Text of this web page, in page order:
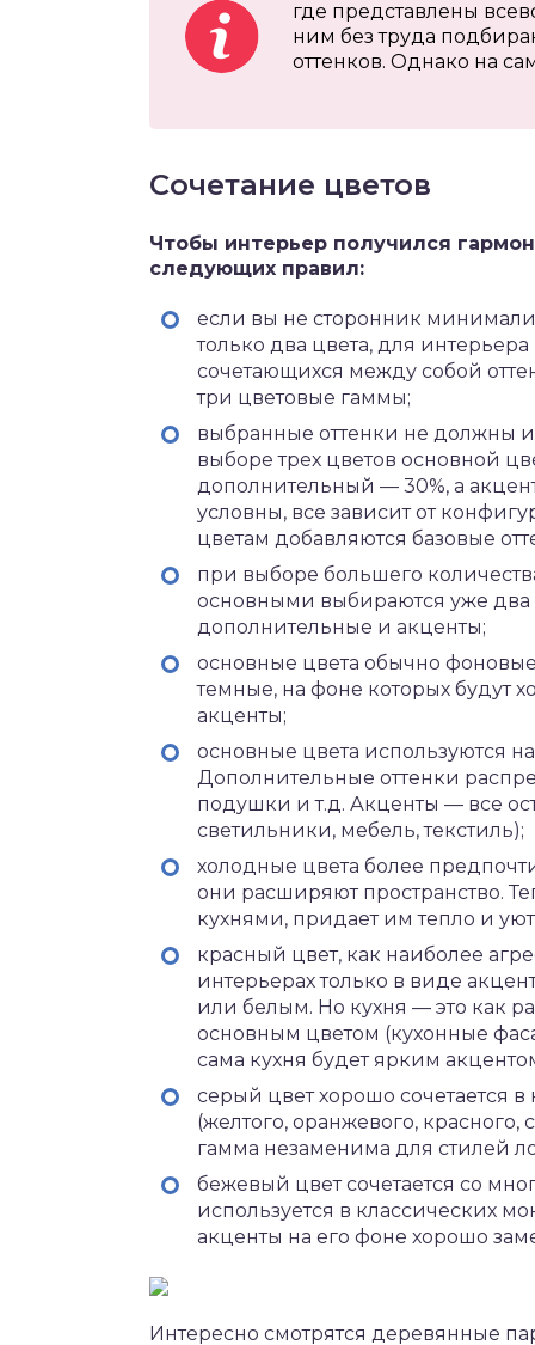
где представлены
ним без труда
оттенков. Однако на
Сочетание цветов
Чтобы интерьер получился
следующих правил:
если вы не сторонник
только два цвета, для
сочетающихся между собой
три цветовые гаммы;
выбранные оттенки не должны
выборе трех цветов основной
дополнительный — 30%, а
условны, все зависит от
цветам добавляются базовые
при выборе большего
основными выбираются уже два
дополнительные и акценты;
основные цвета обычно
темные, на фоне которых будут
акценты;
основные цвета используются
Дополнительные оттенки
подушки и т.д. Акценты — все
светильники, мебель, текстиль);
холодные цвета более
они расширяют пространство.
кухнями, придает им тепло и
красный цвет, как наиболее
интерьерах только в виде
или белым. Но кухня — это как
основным цветом (кухонные
сама кухня будет ярким
серый цвет хорошо сочетается
(желтого, оранжевого, красного,
гамма незаменима для стилей
бежевый цвет сочетается со
используется в классических
акценты на его фоне хорошо
Интересно смотрятся деревянные